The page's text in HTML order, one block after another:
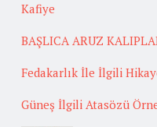
Kafiye
BAŞLICA ARUZ
Fedakarlık İle İlgili
Güneş İlgili Atasözü